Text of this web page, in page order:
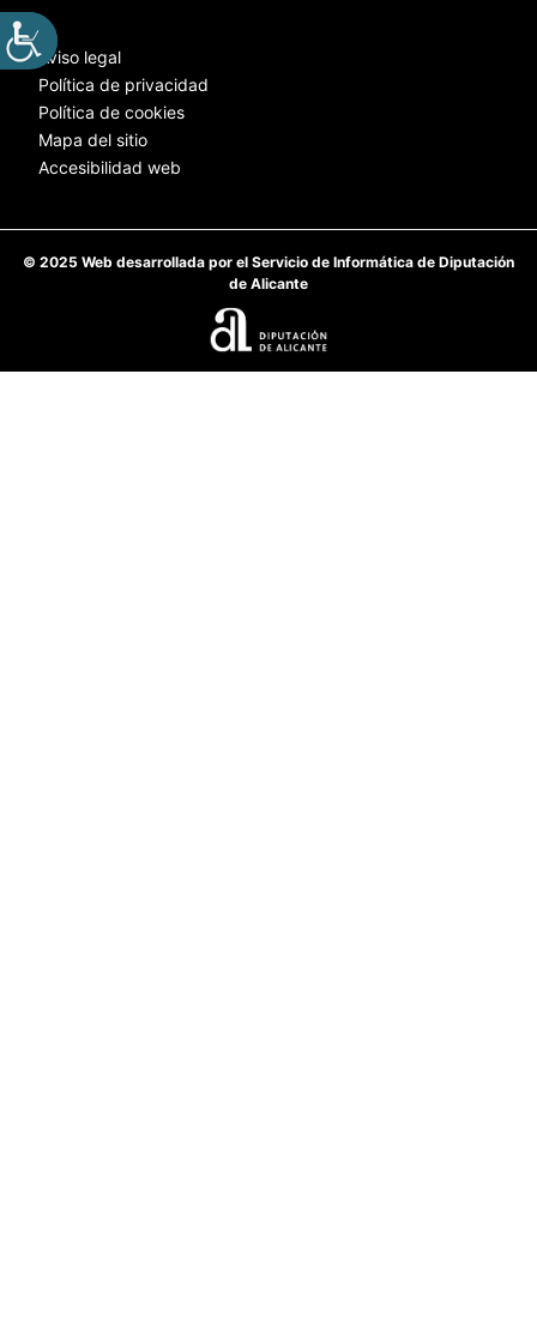
Aviso legal
Política de privacidad
Política de cookies
Mapa del sitio
Accesibilidad web
© 2025 Web desarrollada por el Servicio de Informática de Diputación
de Alicante